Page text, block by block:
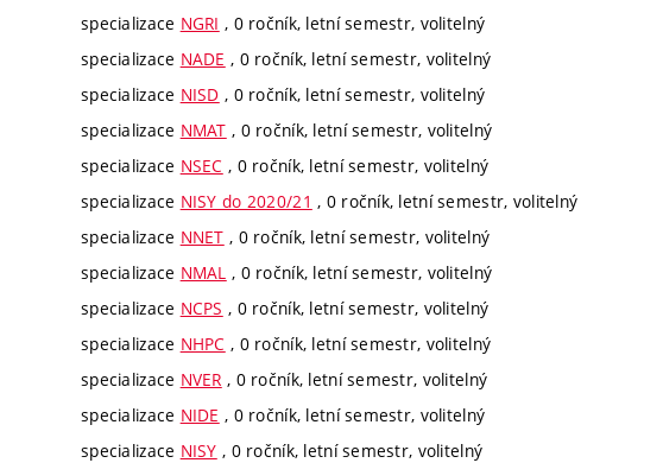
specializace NGRI , 0 ročník, letní semestr, volitelný
specializace NADE , 0 ročník, letní semestr, volitelný
specializace NISD , 0 ročník, letní semestr, volitelný
specializace NMAT , 0 ročník, letní semestr, volitelný
specializace NSEC , 0 ročník, letní semestr, volitelný
specializace NISY do 2020/21 , 0 ročník, letní semestr, volitelný
specializace NNET , 0 ročník, letní semestr, volitelný
specializace NMAL , 0 ročník, letní semestr, volitelný
specializace NCPS , 0 ročník, letní semestr, volitelný
specializace NHPC , 0 ročník, letní semestr, volitelný
specializace NVER , 0 ročník, letní semestr, volitelný
specializace NIDE , 0 ročník, letní semestr, volitelný
specializace NISY , 0 ročník, letní semestr, volitelný